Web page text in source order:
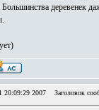
деревенек
20:09:29 2007 Заголовок